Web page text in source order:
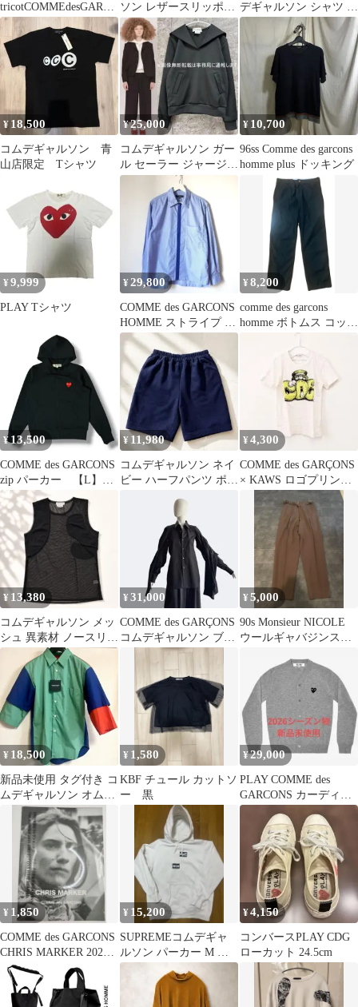
tricotCOMMEdesGARCO
NS 1990 ラップハーフ
パンツ
ソン レザースリッポン
パンプス 黒 24.5cm
デギャルソン シャツ 白
ネイビー ジップ コット
¥ 18,500
コムデギャルソン 青
山店限定 Tシャツ
¥25,000
コムデギャルソン ガー
ル セーラー ジャージ
トップス プルオーバ
ー/M 黒
¥ 10,700
96ss Comme des garcons
homme plus ドッキング
¥ 9,999
PLAY Tシャツ
¥29,800
COMME des GARCONS
HOMME ストライプ 薄
手 ジャケット 青
¥8,200
comme des garcons
homme ボトムス コット
¥ 13,500
COMME des GARCONS
zip パーカー 【L】
美品
¥ 11,980
コムデギャルソン ネイ
ビー ハーフパンツ ポリ
ートパンツ
¥4,300
COMME des GARÇONS
× KAWS ロゴプリント
Tシャツ S
¥ 13,380
コムデギャルソン メッ
シュ 異素材 ノースリー
ブ 黒 ブラック
¥31,000
COMME des GARÇONS
コムデギャルソン ブラ
ウス 五本袖 ブラック
¥5,000
90s Monsieur NICOLE
ウールギャバジンスラ
¥ 18,500
新品未使用 タグ付き コ
ムデギャルソン オムド
ゥ シャツ XS
¥ 1,580
KBF チュール カットソ
ー 黒
¥29,000
PLAY COMME des
GARCONS カーディガ
ン グレー M
¥ 1,850
COMME des GARCONS
CHRIS MARKER 2021
冊子
¥ 15,200
SUPREMEコムデギャ
ルソン パーカー M ボ
ックスロゴ
¥4,150
コンバースPLAY CDG
ローカット 24.5cm